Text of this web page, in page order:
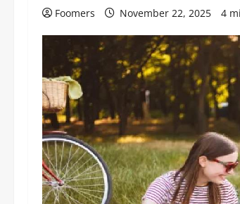
Foomers November 22, 2025 4